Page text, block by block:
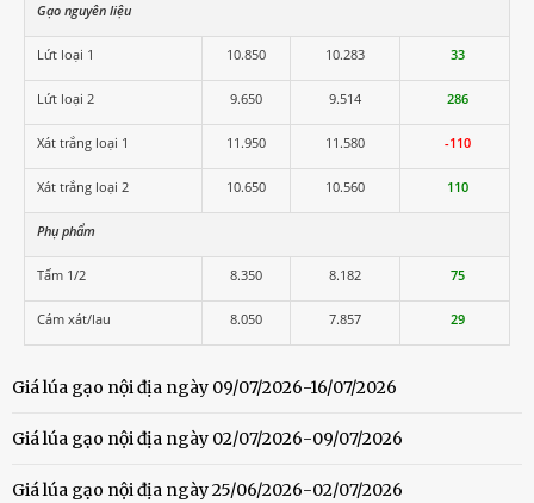
Gạo nguyên liệu
Lứt loại 1 10.850 10.283 33
Lứt loại 2 9.650 9.514 286
Xát trắng loại 1 11.950 11.580 -110
Xát trắng loại 2 10.650 10.560 110
Phụ phẩm
Tấm 1/2 8.350 8.182 75
Cám xát/lau 8.050 7.857 29
Giá lúa gạo nội địa ngày 09/07/2026-16/07/2026
Giá lúa gạo nội địa ngày 02/07/2026-09/07/2026
Giá lúa gạo nội địa ngày 25/06/2026-02/07/2026